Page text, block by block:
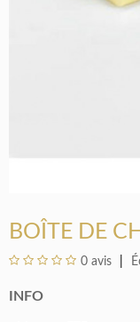
BOÎTE DE
0 avis
INFO